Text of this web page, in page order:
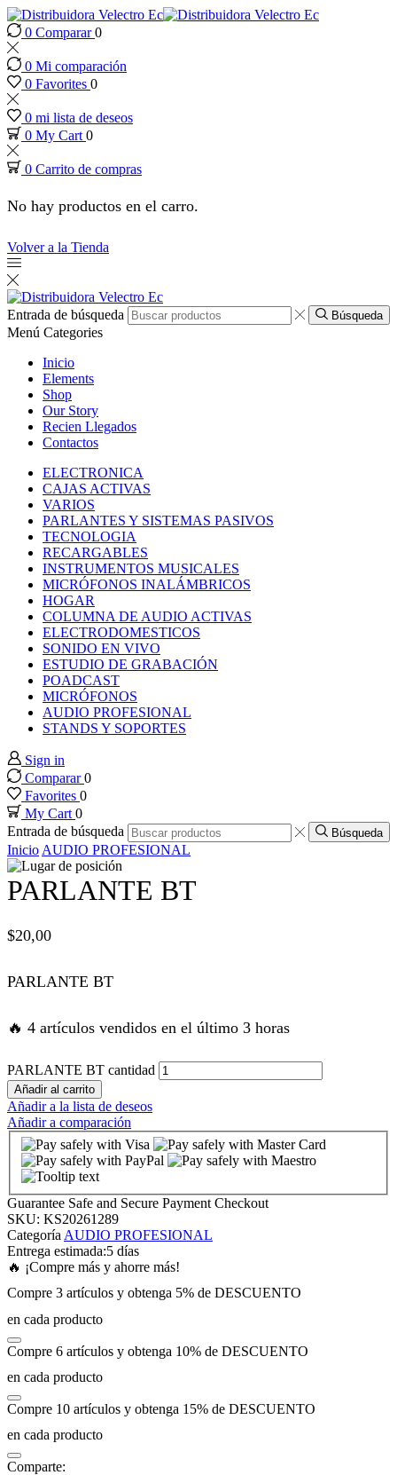
al
al
0 Comparar0
0 Mi comparación
0 Favorites 0
0 mi lista de deseos
0 My Cart 0
0 Carrito de compras
No hay productos en el carro.
Volver a la Tienda
Entrada de búsqueda Búsqueda
Menú Categories
Inicio
Elements
Shop
Our Story
Recien Llegados
Contactos
ELECTRONICA
CAJAS ACTIVAS
VARIOS
PARLANTES Y SISTEMAS PASIVOS
TECNOLOGIA
RECARGABLES
INSTRUMENTOS MUSICALES
MICRÓFONOS INALÁMBRICOS
HOGAR
COLUMNA DE AUDIO ACTIVAS
ELECTRODOMESTICOS
SONIDO EN VIVO
ESTUDIO DE GRABACIÓN
POADCAST
MICRÓFONOS
AUDIO PROFESIONAL
STANDS Y SOPORTES
Sign in
Comparar0
Favorites 0
My Cart0
Entrada de búsqueda
Búsqueda
Inicio AUDIO PROFESIONAL
PARLANTE BT
$20,00
PARLANTE BT
🔥 4 artículos vendidos en el último 3 horas
PARLANTE BT cantidad
Añadir al carrito
Añadir a la lista de deseos
Añadir a comparación
Guarantee Safe and Secure Payment Checkout
SKU: KS20261289
Categoría AUDIO PROFESIONAL
Entrega estimada:5 días
🔥 ¡Compre más y ahorre más!
Compre 3 artículos y obtenga 5% de DESCUENTO
en cada producto
Compre 6 artículos y obtenga 10% de DESCUENTO
en cada producto
Compre 10 artículos y obtenga 15% de DESCUENTO
en cada producto
Comparte: